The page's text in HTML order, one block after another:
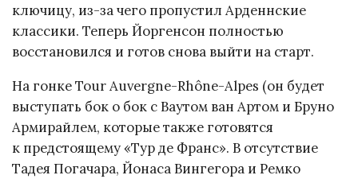
ключицу, из-за чего пропустил Арденнские
классики. Теперь Йоргенсон полностью
восстановился и готов снова выйти на старт.
На гонке Tour Auvergne-Rhône-Alpes (он будет
выступать бок о бок с Ваутом ван Артом и Бруно
Армирайлем, которые также готовятся
к предстоящему «Тур де Франс». В отсутствие
Тадея Погачара, Йонаса Вингегора и Ремко